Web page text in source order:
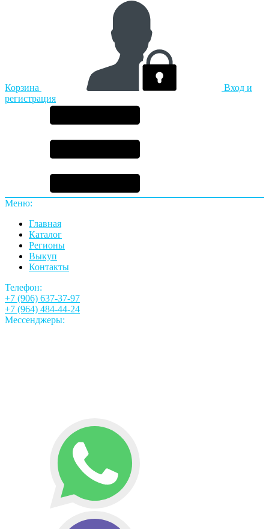
Корзина
Вход и
регистрация
Меню:
Главная
Каталог
Регионы
Выкуп
Контакты
Телефон:
+7 (906) 637-37-97
+7 (964) 484-44-24
Мессенджеры: